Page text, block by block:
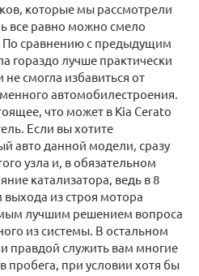
которые мы рассмотрели
все равно можно смело
По сравнению с предыдущим
гораздо лучше практически
смогла избавиться от
автомобилестроения.
что может в Kia Cerato
Если вы хотите
авто данной модели, сразу
узла и, в обязательном
катализатора, ведь в 8
выхода из строя мотора
лучшим решением вопроса
из системы. В остальном
правдой служить вам многие
пробега, при условии хотя бы